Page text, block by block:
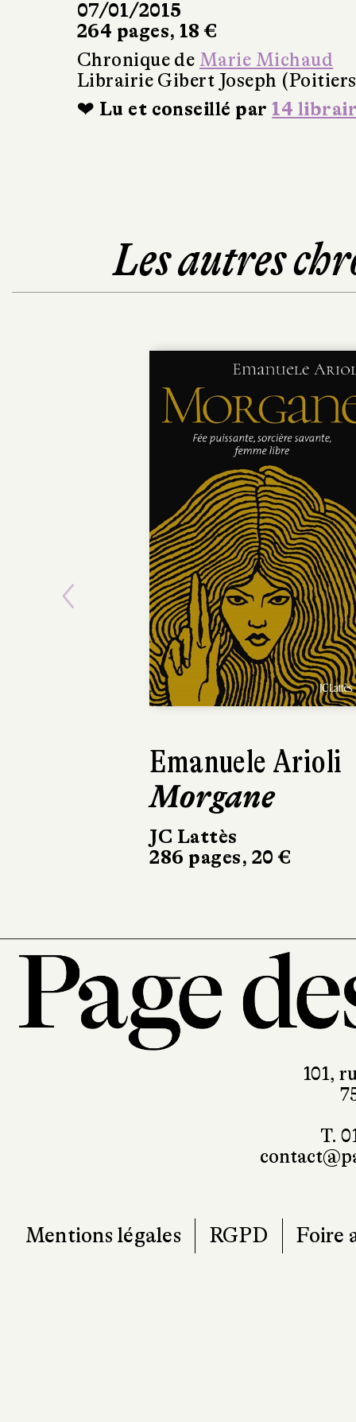
07/01/2015
264 pages, 18 €
Chronique de Marie Michaud
Librairie Gibert Joseph
❤ Lu et conseillé par 14
Les autres
Elizabeth Rush
L'Éveil
Marchialy
450 pages, 23 €
Previous
101,
T.
Mentions légales RGPD Foire